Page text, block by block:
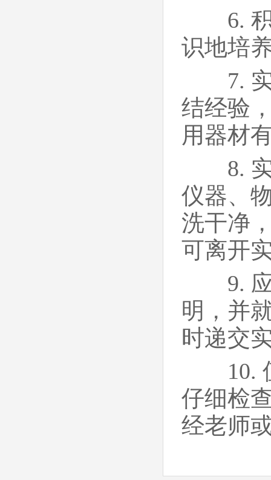
6. 积
识地培
7. 实
结经验
用器材
8. 实
仪器、
洗干净
可离开
9. 应
明，并
时递交
10. 值
仔细检
经老师